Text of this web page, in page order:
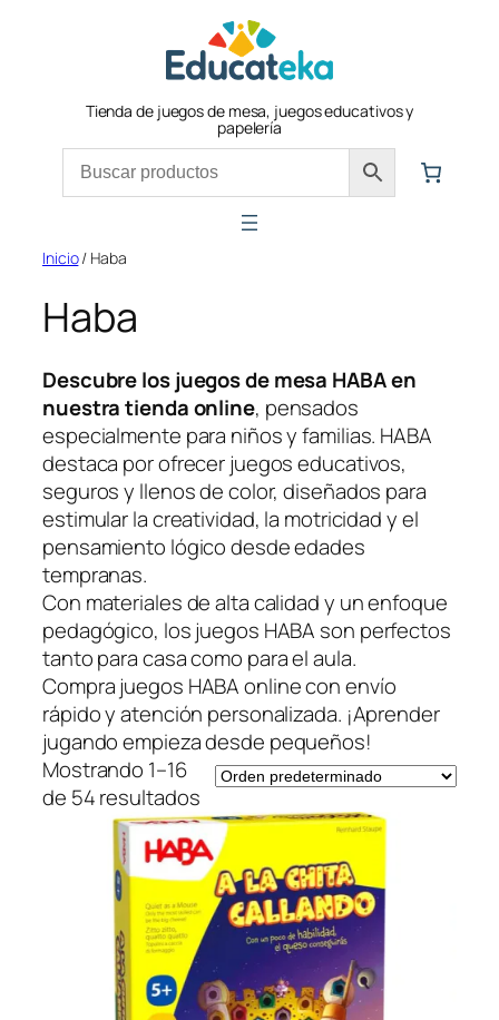
Tienda de juegos de mesa, juegos educativos y
papelería
Inicio/ Haba
Haba
Descubre los juegos de mesa HABA en
nuestra tienda online, pensados
especialmente para niños y familias. HABA
destaca por ofrecer juegos educativos,
seguros y llenos de color, diseñados para
estimular la creatividad, la motricidad y el
pensamiento lógico desde edades
tempranas.
Con materiales de alta calidad y un enfoque
pedagógico, los juegos HABA son perfectos
tanto para casa como para el aula.
Compra juegos HABA online con envío
rápido y atención personalizada. ¡Aprender
jugando empieza desde pequeños!
Mostrando 1–16
de 54 resultados